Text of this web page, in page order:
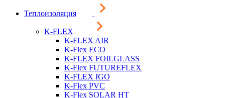
Теплоизоляция
K-FLEX
K-FLEX AIR
K-Flex ECO
K-FLEX FOILGLASS
K-Flex FUTUREFLEX
K-FLEX IGO
K-Flex PVC
K-Flex SOLAR HT